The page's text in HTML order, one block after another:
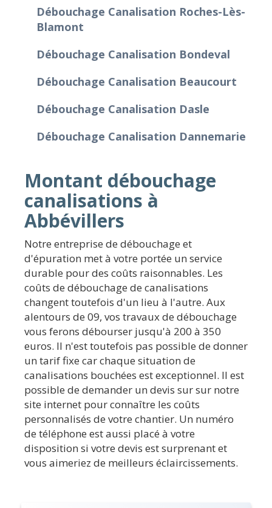
Débouchage Canalisation Roches-Lès-
Blamont
Débouchage Canalisation Bondeval
Débouchage Canalisation Beaucourt
Débouchage Canalisation Dasle
Débouchage Canalisation Dannemarie
Montant débouchage
canalisations à
Abbévillers
Notre entreprise de débouchage et
d'épuration met à votre portée un service
durable pour des coûts raisonnables. Les
coûts de débouchage de canalisations
changent toutefois d'un lieu à l'autre. Aux
alentours de 09, vos travaux de débouchage
vous ferons débourser jusqu'à 200 à 350
euros. Il n'est toutefois pas possible de donner
un tarif fixe car chaque situation de
canalisations bouchées est exceptionnel. Il est
possible de demander un devis sur sur notre
site internet pour connaître les coûts
personnalisés de votre chantier. Un numéro
de téléphone est aussi placé à votre
disposition si votre devis est surprenant et
vous aimeriez de meilleurs éclaircissements.